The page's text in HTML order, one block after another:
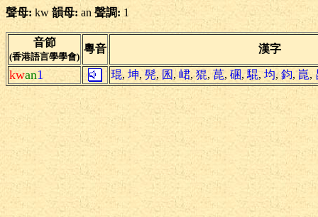
聲母: kw 韻母:an 聲調: 1
音節
(香港語言學學會)
粵音 漢字
kwan1 琨, 坤, 髡,囷,峮,猑,菎, 碅, 騉, 均, 鈞,崑,